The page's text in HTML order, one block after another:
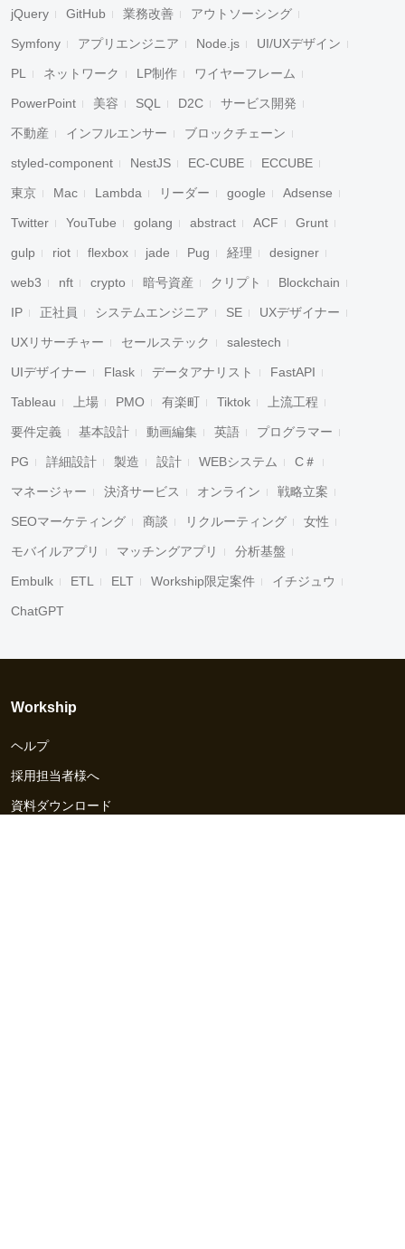
jQuery GitHub 業務改善 アウトソーシング
Symfony アプリエンジニア Node.js UI/UXデザイン
PL ネットワーク LP制作 ワイヤーフレーム
PowerPoint 美容 SQL D2C サービス開発
不動産 インフルエンサー ブロックチェーン
styled-component NestJS EC-CUBE ECCUBE
東京 Mac Lambda リーダー google Adsense
Twitter YouTube golang abstract ACF Grunt
gulp riot flexbox jade Pug 経理 designer
web3 nft crypto 暗号資産 クリプト Blockchain
IP 正社員 システムエンジニア SE UXデザイナー
UXリサーチャー セールステック salestech
UIデザイナー Flask データアナリスト FastAPI
Tableau 上場 PMO 有楽町 Tiktok 上流工程
要件定義 基本設計 動画編集 英語 プログラマー
PG 詳細設計 製造 設計 WEBシステム C＃
マネージャー 決済サービス オンライン 戦略立案
SEOマーケティング 商談 リクルーティング 女性
モバイルアプリ マッチングアプリ 分析基盤
Embulk ETL ELT Workship限定案件 イチジュウ
ChatGPT
Workship
ヘルプ
採用担当者様へ
資料ダウンロード